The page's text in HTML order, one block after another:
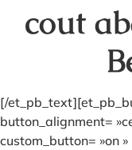
cout
[/
button_alignment=
custom_button= »on